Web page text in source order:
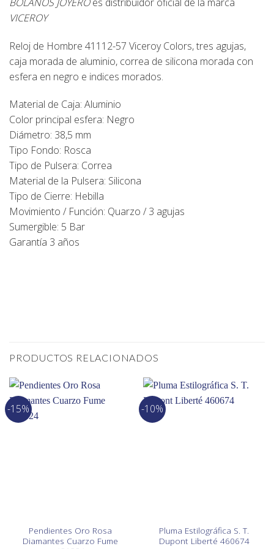
VICEROY
Reloj de Hombre 41112-57 Viceroy Colors, tres agujas,
caja morada de aluminio, correa de silicona morada con
esfera en negro e indices morados.
Material de Caja: Aluminio
Color principal esfera: Negro
Diámetro: 38,5 mm
Tipo Fondo: Rosca
Tipo de Pulsera: Correa
Material de la Pulsera: Silicona
Tipo de Cierre: Hebilla
Movimiento / Función: Quarzo / 3 agujas
Sumergible: 5 Bar
Garantía 3 años
PRODUCTOS RELACIONADOS
-15%
Pendientes Oro Rosa
Diamantes Cuarzo Fume
-10%
Pluma Estilográfica S. T.
Dupont Liberté 460674